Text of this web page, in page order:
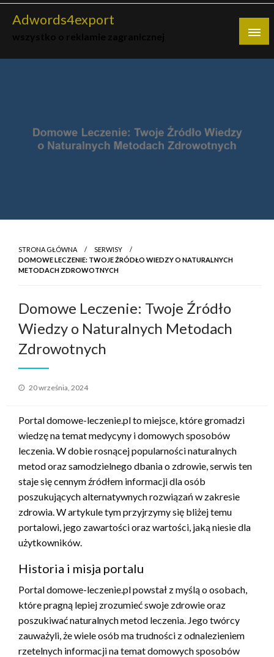
Skip
Adwords4export
STRONA GŁÓWNA
SERWISY
DOMOWE LECZENIE: TWOJE ŹRÓDŁO WIEDZY O NATURALNYCH
METODACH ZDROWOTNYCH
Domowe Leczenie: Twoje Źródło
Wiedzy o Naturalnych Metodach
Zdrowotnych
Opublikowane
20 września, 2024
Portal domowe-leczenie.pl to miejsce, które gromadzi
wiedzę na temat medycyny i domowych sposobów
leczenia. W dobie rosnącej popularności naturalnych
metod oraz samodzielnego dbania o zdrowie, serwis ten
staje się cennym źródłem informacji dla osób
poszukujących alternatywnych rozwiązań w zakresie
zdrowia. W artykule tym przyjrzymy się bliżej temu
portalowi, jego zawartości oraz wartości, jaką niesie dla
użytkowników.
Historia i misja portalu
Portal domowe-leczenie.pl powstał z myślą o osobach,
które pragną lepiej zrozumieć swoje zdrowie oraz
poszukiwać naturalnych metod leczenia. Jego twórcy
zauważyli, że wiele osób ma trudności z odnalezieniem
rzetelnych informacji na temat domowych sposobów